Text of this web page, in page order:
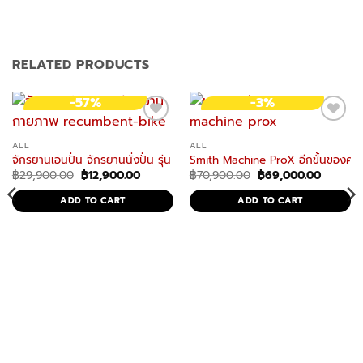
RELATED PRODUCTS
-57%
ALL
จักรยานเอนปั่น จักรยานนั่งปั่น รุ่น RB3 จักรยานฟิตเนส Recumbent Bike
฿29,900.00 Original
price
was:
฿29,900.00.
฿12,900.00Current
price
is:
฿12,900.00.
ADD TO CART
-3%
ALL
Smith Machine ProX อีกขั้นของค
฿70,900.00 Original
price
was:
฿70,900.00.
฿69,000.00Current
price
is:
฿
ADD TO CART